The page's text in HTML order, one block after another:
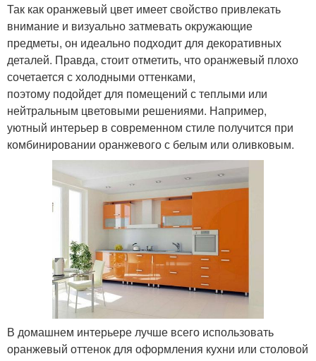
Так как оранжевый цвет имеет свойство привлекать
внимание и визуально затмевать окружающие
предметы, он идеально подходит для декоративных
деталей. Правда, стоит отметить, что оранжевый плохо
сочетается с холодными оттенками,
поэтому подойдет для помещений с теплыми или
нейтральным цветовыми решениями. Например,
уютный интерьер в современном стиле получится при
комбинировании оранжевого с белым или оливковым.
В домашнем интерьере лучше всего использовать
оранжевый оттенок для оформления кухни или столовой